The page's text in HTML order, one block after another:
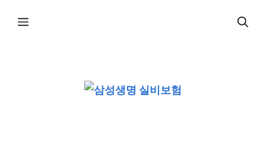
메